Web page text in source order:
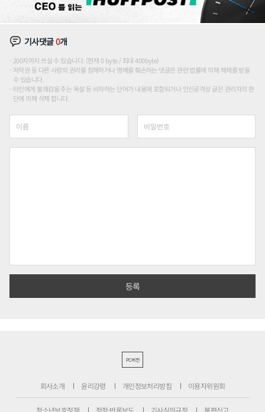
기사댓글0개
200자까지 쓰실 수 있습니다. (현재 0 byte / 최대 400byte)
저작권 등 다른 사람의 권리를 침해하거나 명예를 훼손하는 댓글은 관련 법률에 의해 제재를 받을
수 있습니다.
타인에게 불쾌감을 주는 욕설 등 비하하는 단어가 내용에 포함되거나 인신공격성 글은 관리자의 판
단에 의해 삭제 합니다.
PC버전
회사소개 윤리강령 개인정보처리방침 이용자위원회
청소년보호정책 정정·반론보도 기사심의규정 불편신고